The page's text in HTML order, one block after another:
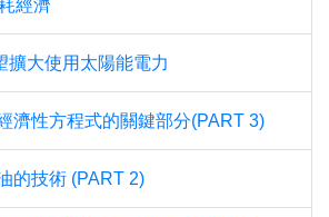
經濟
擴大使用太陽能電力
濟性方程式的關鍵部分(PART 3)
的技術 (PART 2)